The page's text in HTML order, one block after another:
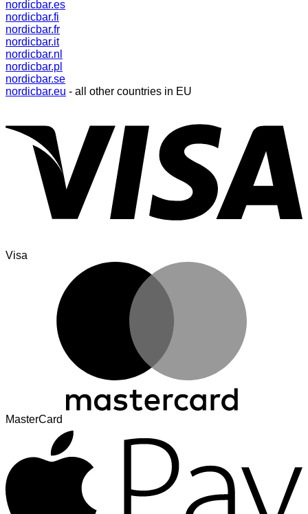
nordicbar.es
nordicbar.fi
nordicbar.fr
nordicbar.it
nordicbar.nl
nordicbar.pl
nordicbar.se
nordicbar.eu - all other countries in EU
Visa
MasterCard